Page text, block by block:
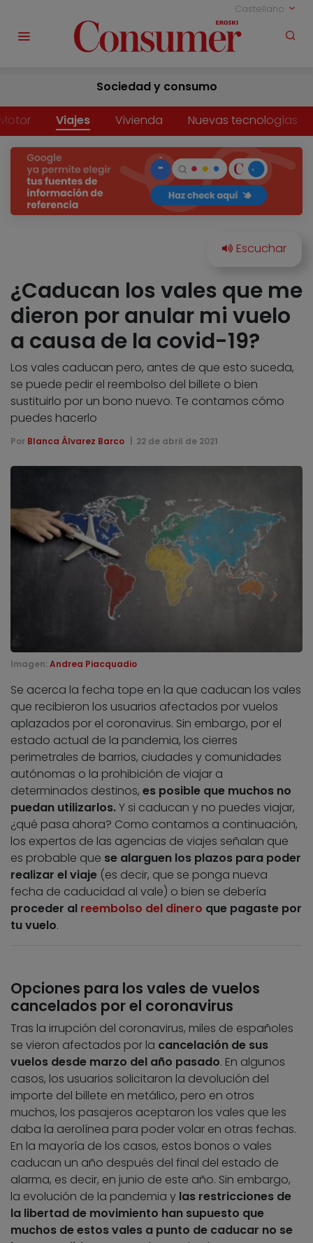
Castellano
Sociedad y consumo
Viajes Vivienda Nuevas tecnologías
¿Caducan los vales que me
dieron por anular mi vuelo
a causa de la covid-19?
Los vales caducan pero, antes de que esto suceda,
se puede pedir el reembolso del billete o bien
sustituirlo por un bono nuevo. Te contamos cómo
puedes hacerlo
Por Blanca Álvarez Barco 22 de abril de 2021
Imagen: Andrea Piacquadio
Se acerca la fecha tope en la que caducan los vales
que recibieron los usuarios afectados por vuelos
aplazados por el coronavirus. Sin embargo, por el
estado actual de la pandemia, los cierres
perimetrales de barrios, ciudades y comunidades
autónomas o la prohibición de viajar a
determinados destinos, es posible que muchos no
puedan utilizarlos.Y si caducan y no puedes viajar,
¿qué pasa ahora? Como contamos a continuación,
los expertos de las agencias de viajes señalan que
es probable que se alarguen los plazos para poder
realizar el viaje (es decir, que se ponga nueva
fecha de caducidad al vale) o bien se debería
proceder al reembolso del dinero que pagaste por
tu vuelo.
Opciones para los vales de vuelos
cancelados por el coronavirus
Tras la irrupción del coronavirus, miles de españoles
se vieron afectados por la cancelación de sus
vuelos desde marzo del año pasado. En algunos
casos, los usuarios solicitaron la devolución del
importe del billete en metálico, pero en otros
muchos, los pasajeros aceptaron los vales que les
daba la aerolínea para poder volar en otras fechas.
En la mayoría de los casos, estos bonos o vales
caducan un año después del final del estado de
alarma, es decir, en junio de este año. Sin embargo,
la evolución de la pandemia y las restricciones de
la libertad de movimiento han supuesto que
muchos de estos vales a punto de caducar no se